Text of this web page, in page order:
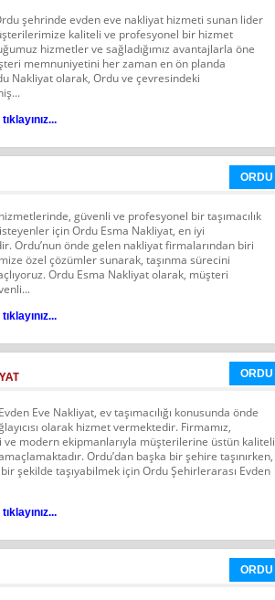
şehrinde evden eve nakliyat hizmeti sunan lider
kaliteli ve profesyonel bir hizmet
hizmetler ve sağladığımız avantajlarla öne
memnuniyetini her zaman en ön planda
Nakliyat olarak, Ordu ve çevresindeki
ORDU
güvenli ve profesyonel bir taşımacılık
için Ordu Esma Nakliyat, en iyi
Ordu’nun önde gelen nakliyat firmalarından biri
özel çözümler sunarak, taşınma sürecini
Ordu Esma Nakliyat olarak, müşteri
ORDU
Eve Nakliyat, ev taşımacılığı konusunda önde
olarak hizmet vermektedir. Firmamız,
modern ekipmanlarıyla müşterilerine üstün kaliteli
Ordu’dan başka bir şehire taşınırken,
bir şekilde taşıyabilmek için Ordu Şehirlerarası Evden
ORDU